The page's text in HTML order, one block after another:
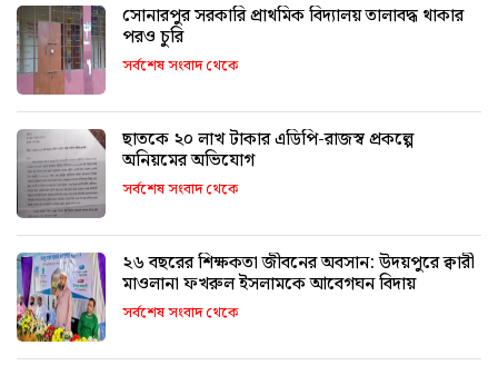
সোনারপুর সরকারি প্রাথমিক বিদ্যালয় তালাবদ্ধ থাকার
পরও চুরি
সর্বশেষ সংবাদ থেকে
ছাতকে ২০ লাখ টাকার এডিপি-রাজস্ব প্রকল্পে
অনিয়মের অভিযোগ
সর্বশেষ সংবাদ থেকে
২৬ বছরের শিক্ষকতা জীবনের অবসান: উদয়পুরে ক্বারী
মাওলানা ফখরুল ইসলামকে আবেগঘন বিদায়
সর্বশেষ সংবাদ থেকে